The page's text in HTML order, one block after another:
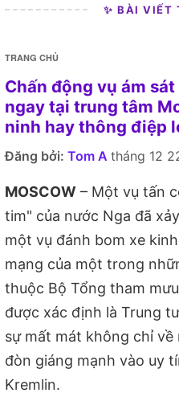
✨ BÀI VIẾT
TRANG CHỦ
Chấn động vụ ám
ngay tại trung tâm
ninh hay thông điệp
Đăng bởi: Tom A tháng 12
MOSCOW – Một vụ tấn
tim" của nước Nga đã
một vụ đánh bom xe
mạng của một trong
thuộc Bộ Tổng tham
được xác định là Trung
sự mất mát không chỉ về
đòn giáng mạnh vào uy
Kremlin.